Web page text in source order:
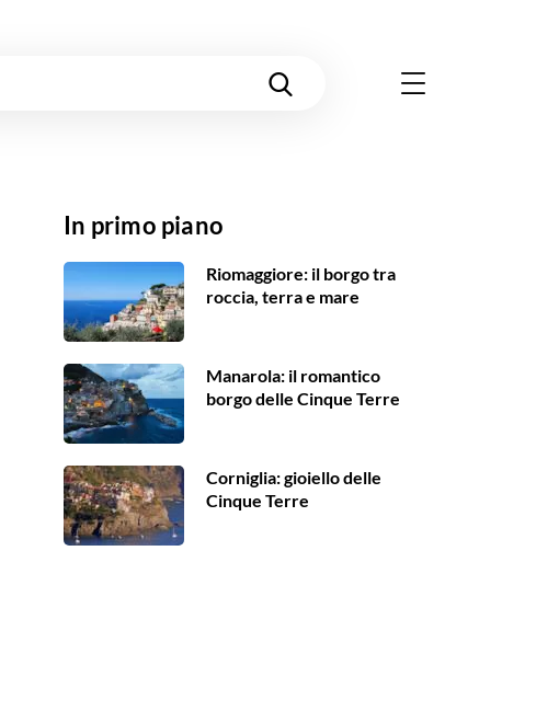
In primo piano
Riomaggiore: il borgo tra
roccia, terra e mare
Manarola: il romantico
borgo delle Cinque Terre
Corniglia: gioiello delle
Cinque Terre